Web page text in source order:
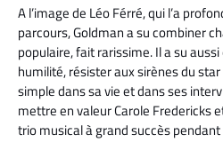
A l’image de Léo Férré, qui l’a
parcours, Goldman a su combiner
populaire, fait rarissime. Il a su
humilité, résister aux sirènes du
simple dans sa vie et dans ses
mettre en valeur Carole Fredericks
trio musical à grand succès